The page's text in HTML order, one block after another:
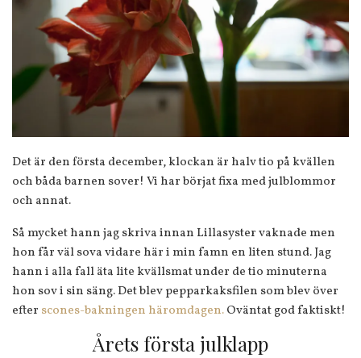
Det är den första december, klockan är halv tio på kvällen
och båda barnen sover! Vi har börjat fixa med julblommor
och annat.
Så mycket hann jag skriva innan Lillasyster vaknade men
hon får väl sova vidare här i min famn en liten stund. Jag
hann i alla fall äta lite kvällsmat under de tio minuterna
hon sov i sin säng. Det blev pepparkaksfilen som blev över
efter scones-bakningen häromdagen.Oväntat god faktiskt!
Årets första julklapp